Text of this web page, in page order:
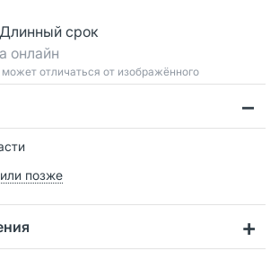
Длинный срок
онлайн
отличаться от изображённого
позже